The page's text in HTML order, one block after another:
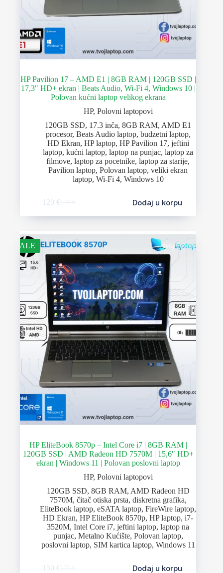
HP Pavilion 17 – AMD E1 | 8GB RAM | 120GB SSD |
17,3″ HD+ ekran | Beats Audio, Wi-Fi 4, Windows 10 |
Polovan kućni laptop velikog ekrana
HP, Polovni laptopovi
120GB SSD, 17.3 inča,8GB RAM, AMD E1
procesor, Beats Audio laptop, budzetni laptop,
HD Ekran, HP laptop, HP Pavilion 17, jeftini
laptop,kućni laptop,laptop na punjac,laptop za
filmove,laptop za pocetnike,laptop za starije,
Pavilion laptop,Polovan laptop,veliki ekran
laptop, Wi-Fi 4, Windows 10
120 € Dodaj u korpu
SALE
HP EliteBook 8570p – Intel Core i7 | 8GB RAM |
120GB SSD | AMD Radeon HD 7570M | 15,6″ HD+
ekran | Windows 11 | Polovan poslovni laptop
HP, Polovni laptopovi
120GB SSD, 8GB RAM, AMD Radeon HD
7570M, čitač otiska prsta, diskretna grafika,
EliteBook laptop,eSATA laptop,FireWire laptop,
HD Ekran,HP EliteBook 8570p,HP laptop,i7-
3520M,Intel Core i7,jeftini laptop,laptop na
punjac, Metalno Kućište, Polovan laptop,
poslovni laptop, SIM kartica laptop, Windows 11
150 € Dodaj u korpu